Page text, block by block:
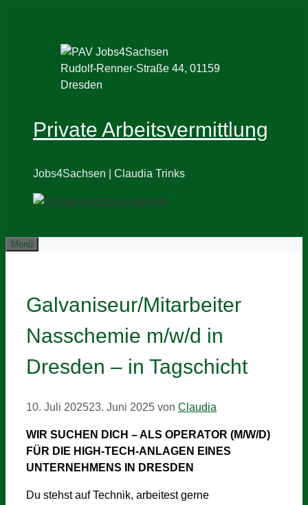
Rudolf-Renner-Straße 44, 01159
Dresden
Private Arbeitsvermittlung
Jobs4Sachsen | Claudia Trinks
Menü
Galvaniseur/Mitarbeiter
Nasschemie m/w/d in
Dresden – in Tagschicht
10. Juli 202523. Juni 2025 von Claudia
WIR SUCHEN DICH – ALS OPERATOR (M/W/D)
FÜR DIE HIGH-TECH-ANLAGEN EINES
UNTERNEHMENS IN DRESDEN
Du stehst auf Technik, arbeitest gerne